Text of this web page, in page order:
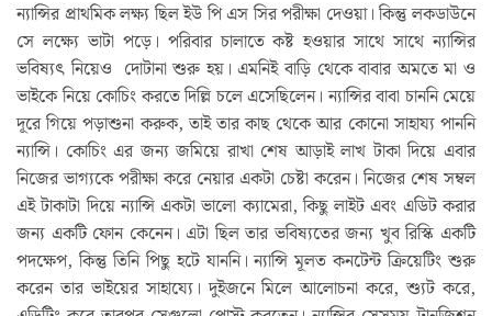
ন্যান্সির প্রাথমিক লক্ষ্য ছিল ইউ পি এস সির পরীক্ষা দেওয়া। কিন্তু লকডাউনে
সে লক্ষ্যে ভাটা পড়ে। পরিবার চালাতে কষ্ট হওয়ার সাথে সাথে ন্যান্সির
ভবিষ্যৎ নিয়েও দোটানা শুরু হয়। এমনিই বাড়ি থেকে বাবার অমতে মা ও
ভাইকে নিয়ে কোচিং করতে দিল্লি চলে এসেছিলেন। ন্যান্সির বাবা চাননি মেয়ে
দূরে গিয়ে পড়াশুনা করুক, তাই তার কাছ থেকে আর কোনো সাহায্য পাননি
ন্যান্সি। কোচিং এর জন্য জমিয়ে রাখা শেষ আড়াই লাখ টাকা দিয়ে এবার
নিজের ভাগ্যকে পরীক্ষা করে নেয়ার একটা চেষ্টা করেন। নিজের শেষ সম্বল
এই টাকাটা দিয়ে ন্যান্সি একটা ভালো ক্যামেরা, কিছু লাইট এবং এডিট করার
জন্য একটি ফোন কেনেন। এটা ছিল তার ভবিষ্যতের জন্য খুব রিস্কি একটি
পদক্ষেপ, কিন্তু তিনি পিছু হটে যাননি। ন্যান্সি মূলত কনটেন্ট ক্রিয়েটিং শুরু
করেন তার ভাইয়ের সাহায্যে। দুইজনে মিলে আলোচনা করে, শ্যুট করে,